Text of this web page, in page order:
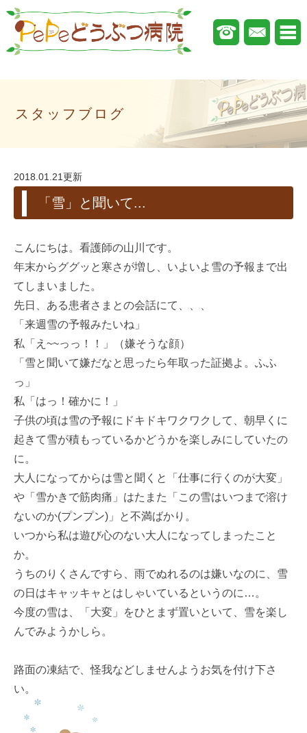
スタッフブログ
2018.01.21更新
「雪」と聞いて...
こんにちは。看護師の山川です。
年末からググッと寒さが増し、いよいよ雪の予報まで出
てしまいました。
先日、ある患者さまとの会話にて、、、
「来週雪の予報みたいね」
私「え~~っっ！！」（嫌そうな顔）
「雪と聞いて嫌だなと思ったら年取った証拠よ。ふふ
っ」
私「はっ！確かに！」
子供の頃は雪の予報にドキドキワクワクして、朝早くに
起きて雪が積もっているかどうかを楽しみにしていたの
に。
大人になってからは雪と聞くと「仕事に行くのが大変」
や「雪かきで筋肉痛」はたまた「この雪はいつまで溶け
ないのか(プンプン)」と不満ばかり。
いつから私は遊び心のない大人になってしまったこと
か。
うちのりくさんですら、雨でぬれるのは嫌いなのに、雪
の日はキャッキャとはしゃいているというのに…。
今度の雪は、「大変」をひとまず置いといて、雪を楽し
んでみようかしら。
路面の凍結で、怪我などしませんようお気を付け下さ
い。